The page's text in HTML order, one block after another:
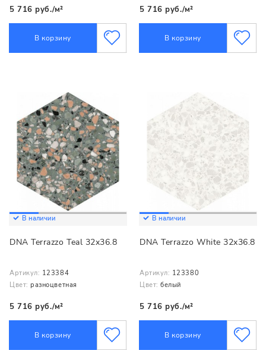
5 716 руб./м²
В корзину
5 716 руб./м²
В корзину
В наличии
DNA Terrazzo Teal 32x36.8
Артикул: 123384
Цвет: разноцветная
5 716 руб./м²
В корзину
В наличии
DNA Terrazzo White 32x36.8
Артикул: 123380
Цвет: белый
5 716 руб./м²
В корзину